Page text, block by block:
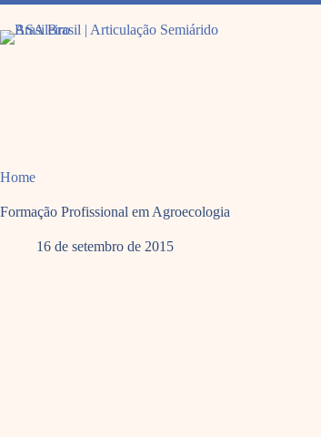
Pular
para
o
Home
Formação Profissional em Agroecologia
16 de setembro de 2015